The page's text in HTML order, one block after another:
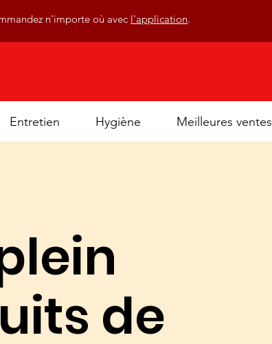
n'importe où avec l'application.
Entretien Hygiène Meilleures ventes
de